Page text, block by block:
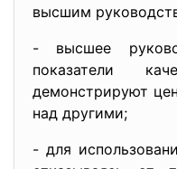
высшим
- высшее
показатели
демонстрируют
над другими;
- для